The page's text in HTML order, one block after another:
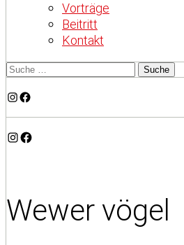
Vorträge
Beitritt
Kontakt
Instagram
Facebook
Instagram
Facebook
Wewer vögel